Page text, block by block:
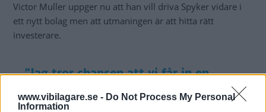
www.vibilagare.se - Do Not Process My Personal
Information
Victor Muller uppger nu att han vill driva Spyker vidare i
ett nytt bolag men att utmaningen är att hitta rätt
investerare.
”Jag tror chansen att vi får in en
investering i Spyker är väldigt stor”